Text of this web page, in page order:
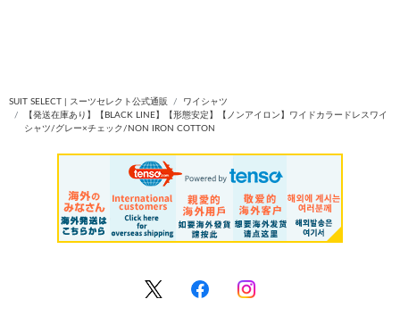
SUIT SELECT | スーツセレクト公式通販
ワイシャツ
【発送在庫あり】【BLACK LINE】【形態安定】【ノンアイロン】ワイドカラードレスワイ
シャツ/グレー×チェック/NON IRON COTTON